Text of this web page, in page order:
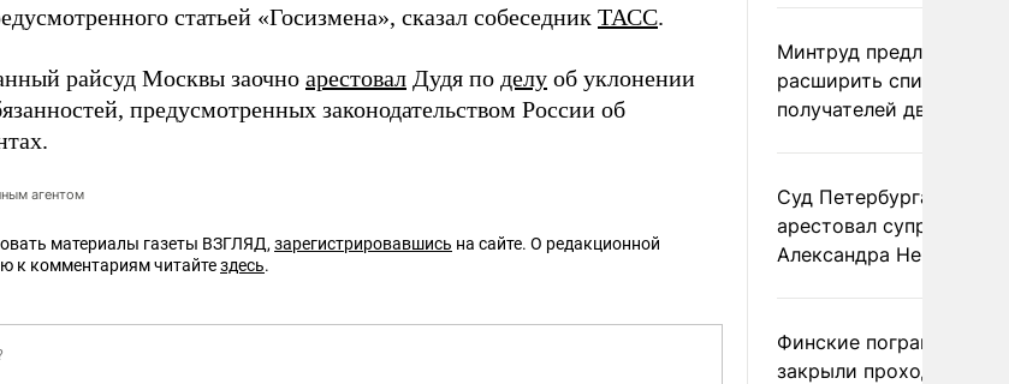
статьей «Госизмена», сказал собеседник ТАСС.
райсуд Москвы заочно арестовал Дудя по делу об уклонении
предусмотренных законодательством России об
агентом
материалы газеты ВЗГЛЯД, зарегистрировавшись на сайте. О редакционной
к комментариям читайтездесь.
Минтруд предложил
расширить список
получателей двух
Суд Петербурга заочно
арестовал супругу
Александра Невзорова
Финские пограничники
закрыли проходы для